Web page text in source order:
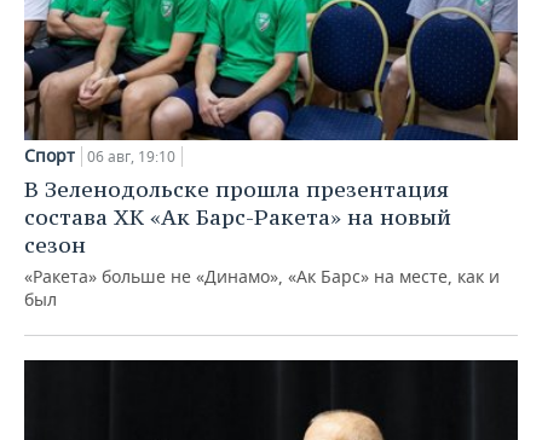
Спорт 06 авг, 19:10
В Зеленодольске прошла презентация
состава ХК «Ак Барс-Ракета» на новый
сезон
«Ракета» больше не «Динамо», «Ак Барс» на месте, как и
был